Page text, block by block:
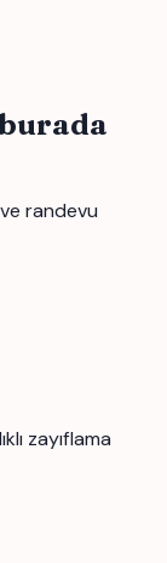
burada
randevu
zayıflama